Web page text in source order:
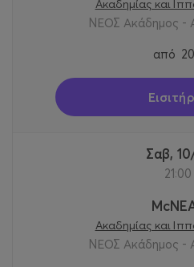
Ακαδημίας και
ΝΕΟΣ Ακάδημος -
από
Σαβ,
21:00
Ακαδημίας και
ΝΕΟΣ Ακάδημος -